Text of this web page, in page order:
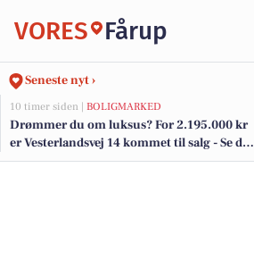
VORES Fårup
Seneste nyt ›
10 timer siden | BOLIGMARKED
Drømmer du om luksus? For 2.195.000 kr
er Vesterlandsvej 14 kommet til salg - Se den
og de dyreste boliger til salg her